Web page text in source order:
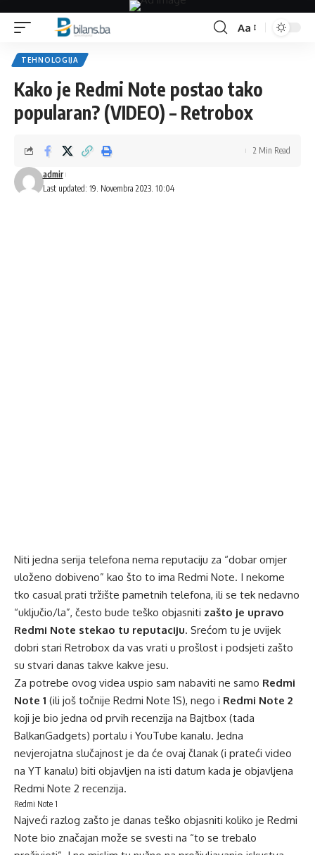
Font
Aa
TEHNOLOGIJA
Kako je Redmi Note postao tako
popularan? (VIDEO) – Retrobox
Last updated: 19. Novembra 2023. 10:04
admir
2 Min Read
Niti jedna serija telefona nema reputaciju za “dobar omjer
uloženo dobiveno” kao što to ima Redmi Note. I nekome
tko casual prati tržište pametnih telefona, ili se tek nedavno
“uključio/la”, često bude teško objasniti zašto je upravo
Redmi Note stekao tu reputaciju. Srećom tu je uvijek
dobri stari Retrobox da vas vrati u prošlost i podsjeti zašto
su stvari danas takve kakve jesu.
Za potrebe ovog videa uspio sam nabaviti ne samo Redmi
Note 1 (ili još točnije Redmi Note 1S), nego i Redmi Note 2
koji je bio jedna od prvih recenzija na Bajtbox (tada
BalkanGadgets) portalu i YouTube kanalu. Jedna
nevjerojatna slučajnost je da će ovaj članak (i prateći video
na YT kanalu) biti objavljen na isti datum kada je objavljena
Redmi Note 2 recenzija.
Redmi Note 1
Najveći razlog zašto je danas teško objasniti koliko je Redmi
Note bio značajan može se svesti na “to se trebalo